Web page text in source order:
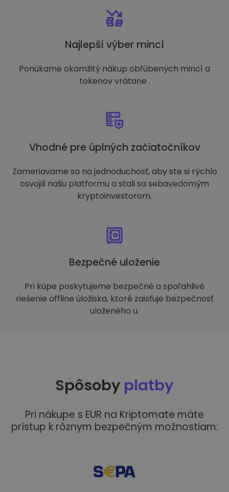
Najlepší výber mincí
Ponúkame okamžitý nákup obľúbených mincí a
tokenov vrátane .
Vhodné pre úplných začiatočníkov
Zameriavame sa na jednoduchosť, aby ste si rýchlo
osvojili našu platformu a stali sa sebavedomým
kryptoinvestorom.
Bezpečné uloženie
Pri kúpe poskytujeme bezpečné a spoľahlivé
riešenie offline úložiska, ktoré zaisťuje bezpečnosť
uloženého u.
Spôsoby platby
Pri nákupe s EUR na Kriptomate máte
prístup k rôznym bezpečným možnostiam: